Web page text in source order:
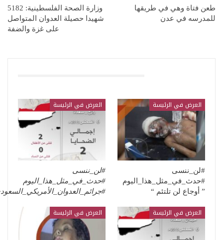
طعن فتاة وهي في طريقها
للمدرسه في عدن
وزارة الصحة الفلسطينية: 5182
شهيدا حصيلة العدوان المتواصل
على غزة والضفة
العرض في الرئيسة
#لن_ننسى
#حدث_في_مثل_هذا_اليوم
” أوجاع لن تلتئم “
العرض في الرئيسة
#لن_ننسى
#حدث_في_مثل_هذا_اليوم
العرض في الرئيسة العرض في الرئيسة